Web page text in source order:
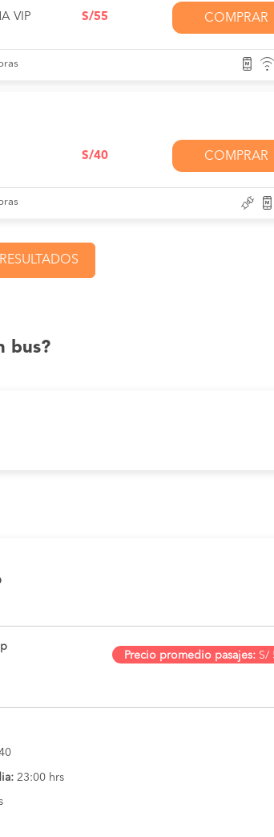
VIP S/55 COMPRAR
S/40 COMPRAR
bus?
Precio promedio pasajes:S/
23:00 hrs